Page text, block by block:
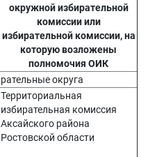
окружной избирательной
комиссии или
избирательной комиссии, на
которую возложены
полномочия ОИК
округа
Территориальная
избирательная комиссия
Аксайского района
Ростовской области